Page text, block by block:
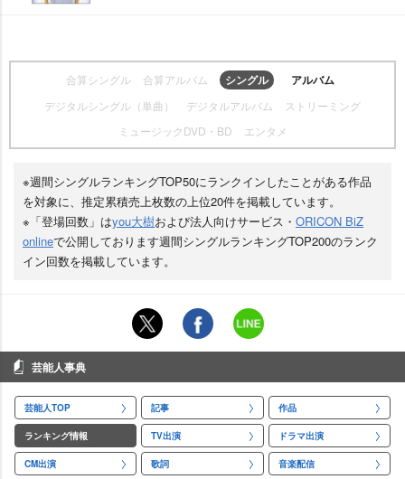
合算シングル 合算アルバム シングル アルバム
デジタルシングル（単曲） デジタルアルバム
ストリーミング
ミュージックDVD・BD
エンタメ
※週間シングルランキングTOP50にランクインしたことがある作品
を対象に、推定累積売上枚数の上位20件を掲載しています。
※「登場回数」はyou大樹および法人向けサービス・ ORICON BiZ
onlineで公開しております週間シングルランキングTOP200のランク
イン回数を掲載しています。
芸能人事典
芸能人TOP 記事 作品
ランキング情報 TV出演 ドラマ出演
CM出演 歌詞 音楽配信